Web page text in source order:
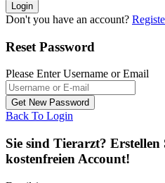
Don't you have an account?
Reset Password
Please Enter Username or Email
Back To Login
Sie sind Tierarzt? Erstellen
kostenfreien Account!